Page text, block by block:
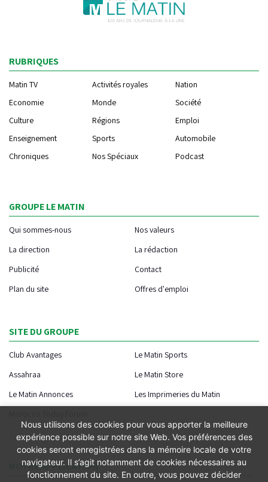
RUBRIQUES
Matin TV Activités royales
Nation
Economie
Monde
Société
Culture
Régions
Emploi
Enseignement
Sports
Automobile
Chroniques
Nos Spéciaux Podcast
GROUPE LE MATIN
Qui sommes-nous
Nos valeurs
La direction
La rédaction
Publicité
Contact
Plan du site
Offres d'emploi
SITE DU GROUPE
Club Avantages
Le Matin Sports
Assahraa
Le Matin Store
Le Matin Annonces
Les Imprimeries du Matin
NOTRE APPLICATION
Nous utilisons des cookies pour vous apporter la meilleure
expérience possible sur notre site Web. Vos préférences des
cookies seront enregistrées dans la mémoire locale de votre
navigateur. Il s’agit notamment de cookies nécessaires au
fonctionnement du site. En outre, vous pouvez décider